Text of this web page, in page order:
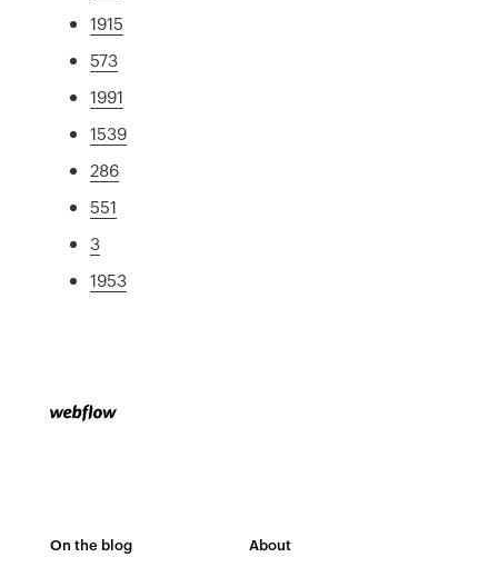
1915
573
1991
1539
286
551
3
1953
On the blog About